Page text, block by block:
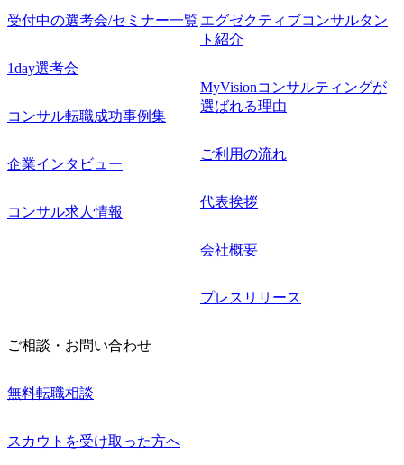
受付中の選考会/セミナー一覧
1day選考会
コンサル転職成功事例集
企業インタビュー
コンサル求人情報
エグゼクティブコンサルタン
ト紹介
MyVisionコンサルティングが
選ばれる理由
ご利用の流れ
代表挨拶
会社概要
プレスリリース
ご相談・お問い合わせ
無料転職相談
スカウトを受け取った方へ